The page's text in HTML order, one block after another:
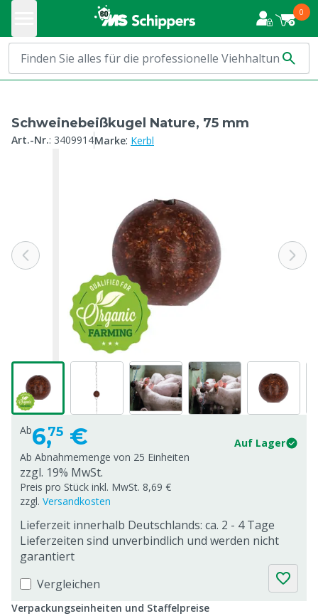
0
Schweinebeißkugel Nature, 75 mm
Art.-Nr.: 3409914Marke: Kerbl
Ab6,75 €
Auf Lager
Ab Abnahmemenge von 25 Einheiten
zzgl. 19% MwSt.
Preis pro Stück inkl. MwSt. 8,69 €
zzgl. Versandkosten
Lieferzeit innerhalb Deutschlands: ca. 2 - 4 Tage
Lieferzeiten sind unverbindlich und werden nicht
garantiert
Vergleichen
Verpackungseinheiten und Staffelpreise